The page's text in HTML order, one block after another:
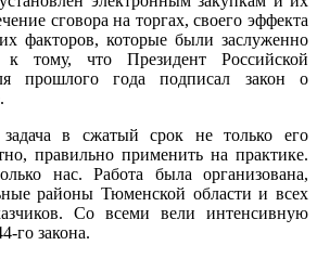
сговора на торгах, своего эффекта
факторов, которые были заслуженно
к тому, что Президент Российской
прошлого года подписал закон о
в сжатый срок не только его
правильно применить на практике.
нас. Работа была организована,
районы Тюменской области и всех
Со всеми вели интенсивную
го закона.